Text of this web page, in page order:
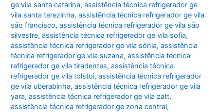
ge vila santa catarina,assistência técnica refrigerador ge
vila santa terezinha,assistência técnica refrigerador ge vila
são francisco,assistência técnica refrigerador ge vila são
silvestre,assistência técnica refrigerador ge vila sofia,
assistência técnica refrigerador ge vila sônia,assistência
técnica refrigerador ge vila suzana,assistência técnica
refrigerador ge vila tiradentes,assistência técnica
refrigerador ge vila tolstoi,assistência técnica refrigerador
ge vila uberabinha,assistência técnica refrigerador ge vila
yara,assistência técnica refrigerador ge vila zatt,
assistência técnica refrigerador ge zona central,